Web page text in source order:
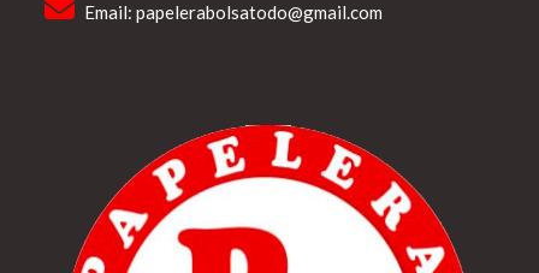
Email:papelerabolsatodo@gmail.com